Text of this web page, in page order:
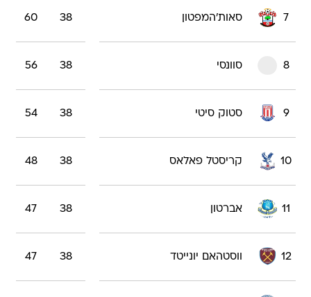
7 סאות'המפטון 38
60
8 סוונסי 38
56
9 סטוק סיטי 38
54
10 קריסטל פאלאס 38
48
11 אברטון 38
47
12 ווסטהאם יונייטד 38
47